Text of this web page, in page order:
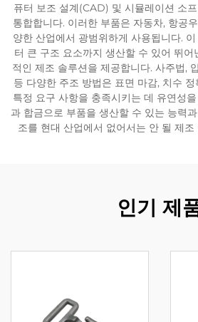
퓨터 보조 설계(CAD) 및 시뮬레이션 소
통합합니다. 이러한 부품은 자동차, 항공
양한 산업에서 광범위하게 사용됩니다.
터 큰 구조 요소까지 생산할 수 있어 뛰
적인 제조 솔루션을 제공합니다. 사주법,
등 다양한 주조 방법은 표면 마감, 치수
특정 요구 사항을 충족시키는 데 유연성
과 합금으로 부품을 생산할 수 있는 능력
조를 현대 산업에서 없어서는 안 될 제
인기 제